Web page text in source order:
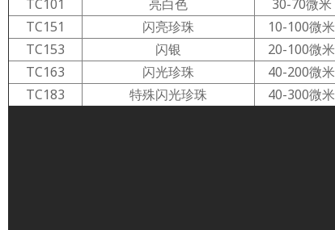
TC101
亮白色 30-70微米
TC151
闪亮珍珠 10-100微米
TC153
闪银 20-100微米
TC163
闪光珍珠 40-200微米
TC183
特殊闪光珍珠 40-300微米